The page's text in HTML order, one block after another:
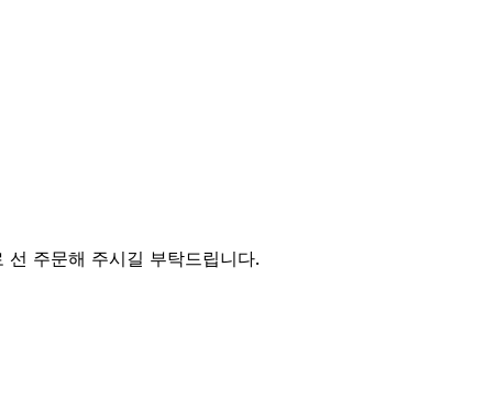
주문해 주시길 부탁드립니다.